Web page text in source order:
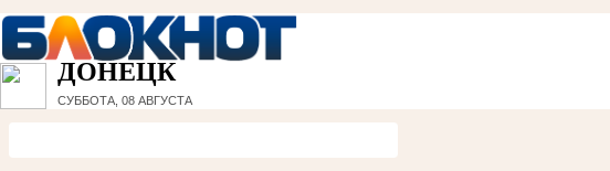
ДОНЕЦК
СУББОТА, 08 АВГУСТА